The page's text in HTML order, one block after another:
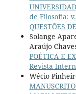
de Filosofia:
QUESTÕES
Solange
Araújo
POÉTICA E
Revista
Wécio